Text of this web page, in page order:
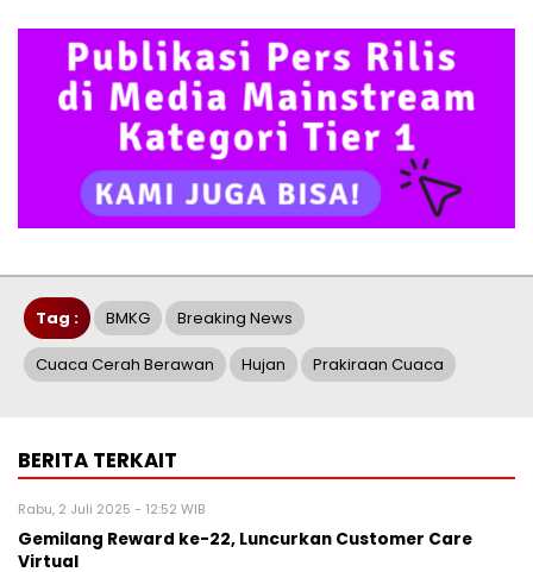
Tag : BMKG Breaking News
Cuaca Cerah Berawan Hujan Prakiraan Cuaca
BERITA TERKAIT
Rabu, 2 Juli 2025 - 12:52 WIB
Gemilang Reward ke-22, Luncurkan Customer Care
Virtual